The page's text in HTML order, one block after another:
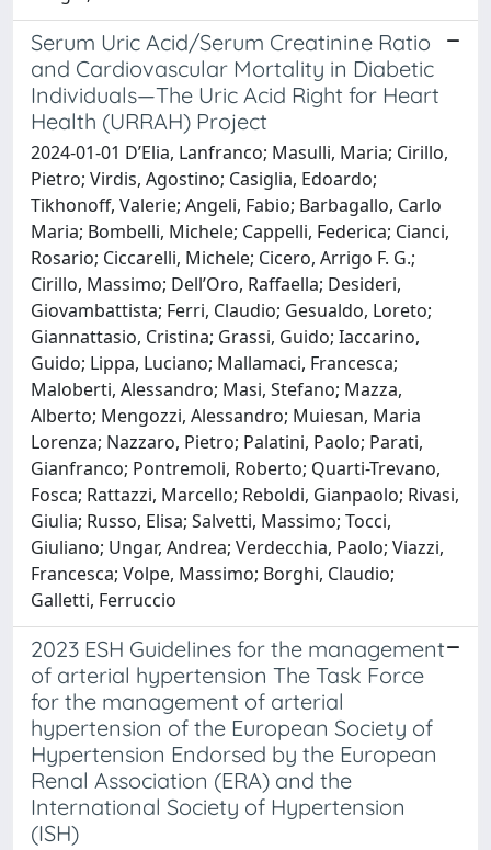
Serum Uric Acid/Serum Creatinine Ratio
and Cardiovascular Mortality in Diabetic
Individuals—The Uric Acid Right for Heart
Health (URRAH) Project
2024-01-01 D’Elia, Lanfranco; Masulli, Maria; Cirillo,
Pietro; Virdis, Agostino; Casiglia, Edoardo;
Tikhonoff, Valerie; Angeli, Fabio; Barbagallo, Carlo
Maria; Bombelli, Michele; Cappelli, Federica; Cianci,
Rosario; Ciccarelli, Michele; Cicero, Arrigo F. G.;
Cirillo, Massimo; Dell’Oro, Raffaella; Desideri,
Giovambattista; Ferri, Claudio; Gesualdo, Loreto;
Giannattasio, Cristina; Grassi, Guido; Iaccarino,
Guido; Lippa, Luciano; Mallamaci, Francesca;
Maloberti, Alessandro; Masi, Stefano; Mazza,
Alberto; Mengozzi, Alessandro; Muiesan, Maria
Lorenza; Nazzaro, Pietro; Palatini, Paolo; Parati,
Gianfranco; Pontremoli, Roberto; Quarti-Trevano,
Fosca; Rattazzi, Marcello; Reboldi, Gianpaolo; Rivasi,
Giulia; Russo, Elisa; Salvetti, Massimo; Tocci,
Giuliano; Ungar, Andrea; Verdecchia, Paolo; Viazzi,
Francesca; Volpe, Massimo; Borghi, Claudio;
Galletti, Ferruccio
2023 ESH Guidelines for the management
of arterial hypertension The Task Force
for the management of arterial
hypertension of the European Society of
Hypertension Endorsed by the European
Renal Association (ERA) and the
International Society of Hypertension
(ISH)